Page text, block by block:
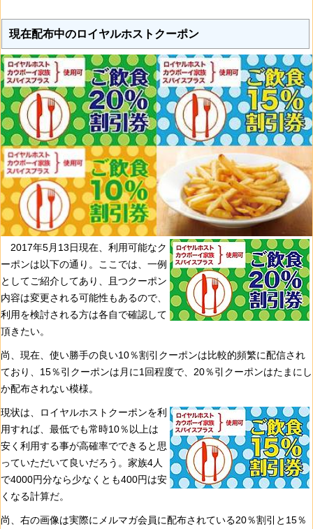
現在配布中のロイヤルホストクーポン
2017年5月13日現在、利用可能なク
ーポンは以下の通り。ここでは、一例
としてご紹介してあり、且つクーポン
内容は変更される可能性もあるので、
利用を検討される方は各自で確認して
頂きたい。
尚、現在、使い勝手の良い10％割引クーポンは比較的頻繁に配信され
ており、15％引クーポンは月に1回程度で、20％引クーポンはたまにし
か配布されない模様。
現状は、ロイヤルホストクーポンを利
用すれば、最低でも常時10％以上は
安く利用する事が高確率でできると思
っていただいて良いだろう。家族4人
で4000円分なら少なくとも400円は安
くなる計算だ。
尚、右の画像は実際にメルマガ会員に配布されている20％割引と15％